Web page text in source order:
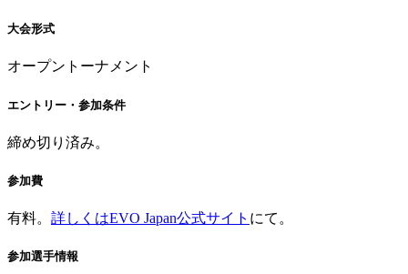
大会形式
オープントーナメント
エントリー・参加条件
締め切り済み。
参加費
有料。 詳しくはEVO Japan公式サイト にて。
参加選手情報